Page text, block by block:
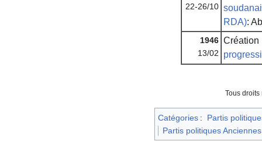
22-26/10
RDA):
1946
13/02
Création
Tous
Catégories :
Partis
Partis politiques